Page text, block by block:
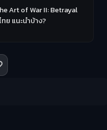
Art of War II: Betrayal
ย แนะนำบ้าง?